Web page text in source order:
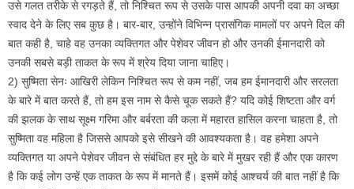
उसे गलत तरीके से रगड़ते हैं, तो निश्चित रूप से उसके पास आपकी अपनी दवा का अच्छा
स्वाद देने के लिए सब कुछ है। बार-बार, उन्होंने विभिन्न प्रासंगिक मामलों पर अपने दिल की
बात कही है, चाहे वह उनका व्यक्तिगत और पेशेवर जीवन हो और उनकी ईमानदारी को
उनकी सबसे बड़ी ताकत के रूप में श्रेय दिया जाना चाहिए।
2) सुष्मिता सेनः आखिरी लेकिन निश्चित रूप से कम नहीं, जब हम ईमानदारी और सरलता
के बारे में बात करते हैं, तो हम इस नाम से कैसे चूक सकते हैं? यदि कोई शिष्टता और वर्ग
की झलक के साथ सूक्ष्म गरिमा और बर्बरता की कला में महारत हासिल करना चाहता है, तो
सुष्मिता वह महिला है जिससे आपको इसे सीखने की आवश्यकता है। वह हमेशा अपने
व्यक्तिगत या अपने पेशेवर जीवन से संबंधित हर मुद्दे के बारे में मुखर रही हैं और एक कारण
है कि कई लोग उन्हें एक ताकत के रूप में मानते हैं। इसमें कोई आश्चर्य की बात नहीं है कि